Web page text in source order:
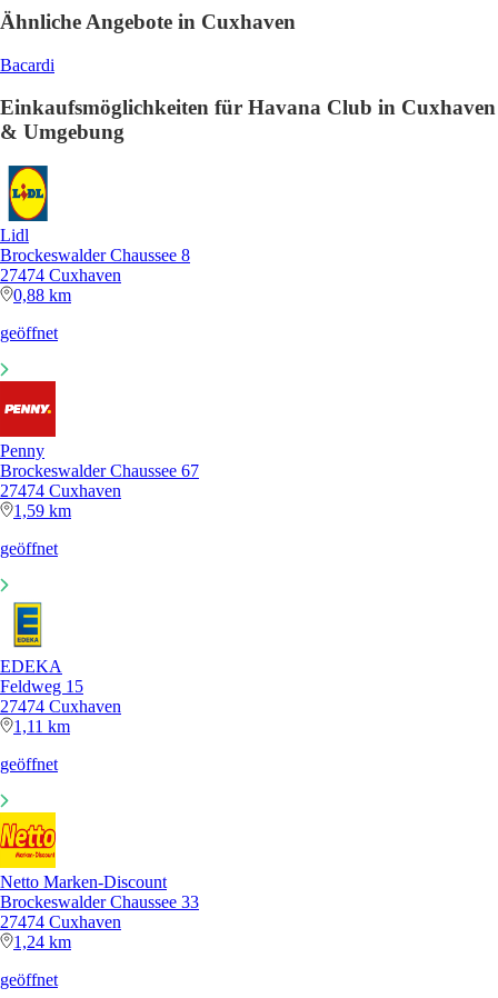
Ähnliche Angebote in Cuxhaven
Bacardi
Einkaufsmöglichkeiten für Havana Club in Cuxhaven
& Umgebung
Lidl
Brockeswalder Chaussee 8
27474 Cuxhaven
0,88 km
geöffnet
Penny
Brockeswalder Chaussee 67
27474 Cuxhaven
1,59 km
geöffnet
EDEKA
Feldweg 15
27474 Cuxhaven
1,11 km
geöffnet
Netto Marken-Discount
Brockeswalder Chaussee 33
27474 Cuxhaven
1,24 km
geöffnet